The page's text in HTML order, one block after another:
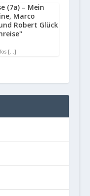
(7a) – Mein
Marco
Robert Glück
[…]